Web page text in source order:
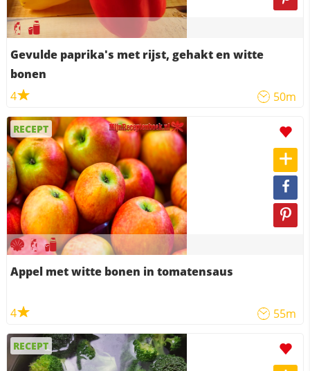
Gevulde paprika's met rijst, gehakt en witte
bonen
4
50m
RECEPT
Appel met witte bonen in tomatensaus
4 55m
RECEPT